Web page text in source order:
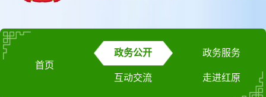
首页
政务公开 政务服务
互动交流 走进红原